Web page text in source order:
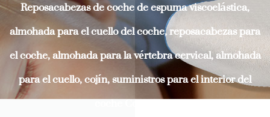
Reposacabezas de coche de espuma viscoelástica,
almohada para el cuello del coche, reposacabezas para
el coche, almohada para la vértebra cervical, almohada
para el cuello, cojín, suministros para el interior del
coche Costumbre